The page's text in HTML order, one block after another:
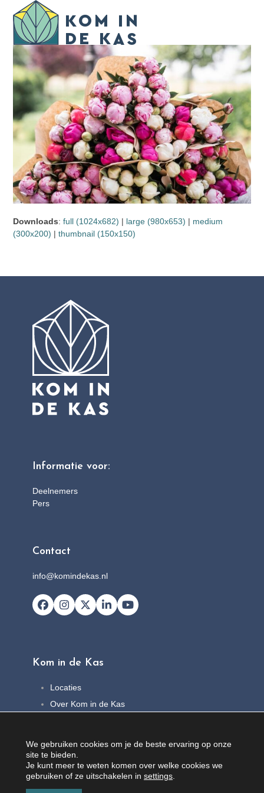
content
Open
mobile
menu
Close
mobile
menu
Downloads:full (1024x682) | large (980x653) | medium
(300x200) |thumbnail (150x150)
Informatie voor:
Deelnemers
Pers
Contact
info@komindekas.nl
Facebook
Instagram
X LinkedInYouTube
Kom in de Kas
Locaties
Over Kom in de Kas
Contact
We gebruiken cookies om je de beste ervaring op onze
site te bieden.
Je kunt meer te weten komen over welke cookies we
gebruiken of ze uitschakelen in settings